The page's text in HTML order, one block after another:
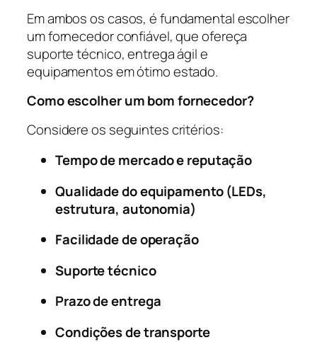
Em ambos os casos, é fundamental escolher
um fornecedor confiável, que ofereça
suporte técnico, entrega ágil e
equipamentos em ótimo estado.
Como escolher um bom fornecedor?
Considere os seguintes critérios:
Tempo de mercado e reputação
Qualidade do equipamento (LEDs,
estrutura, autonomia)
Facilidade de operação
Suporte técnico
Prazo de entrega
Condições de transporte